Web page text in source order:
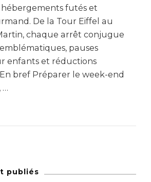
hébergements futés et
De la Tour Eiffel au
chaque arrêt conjugue
pauses
enfants et réductions
bref Préparer le week-end
…
publiés